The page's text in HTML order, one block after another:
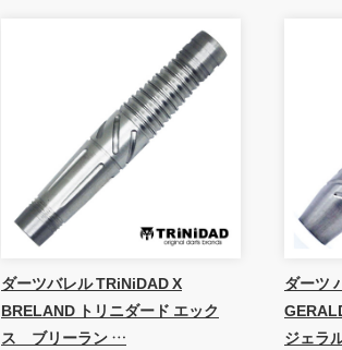
ダーツバレル TRiNiDAD X
BRELAND トリニダード エック
ス ブリーラン …
ダーツ
ジェラ